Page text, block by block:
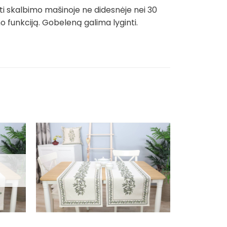
mašinoje ne didesnėje nei 30
funkciją. Gobeleną galima lyginti.